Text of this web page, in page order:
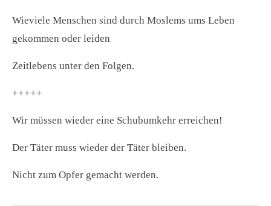
Wieviele Menschen sind durch Moslems ums Leben
gekommen oder leiden
Zeitlebens unter den Folgen.
+++++
Wir müssen wieder eine Schubumkehr erreichen!
Der Täter muss wieder der Täter bleiben.
Nicht zum Opfer gemacht werden.